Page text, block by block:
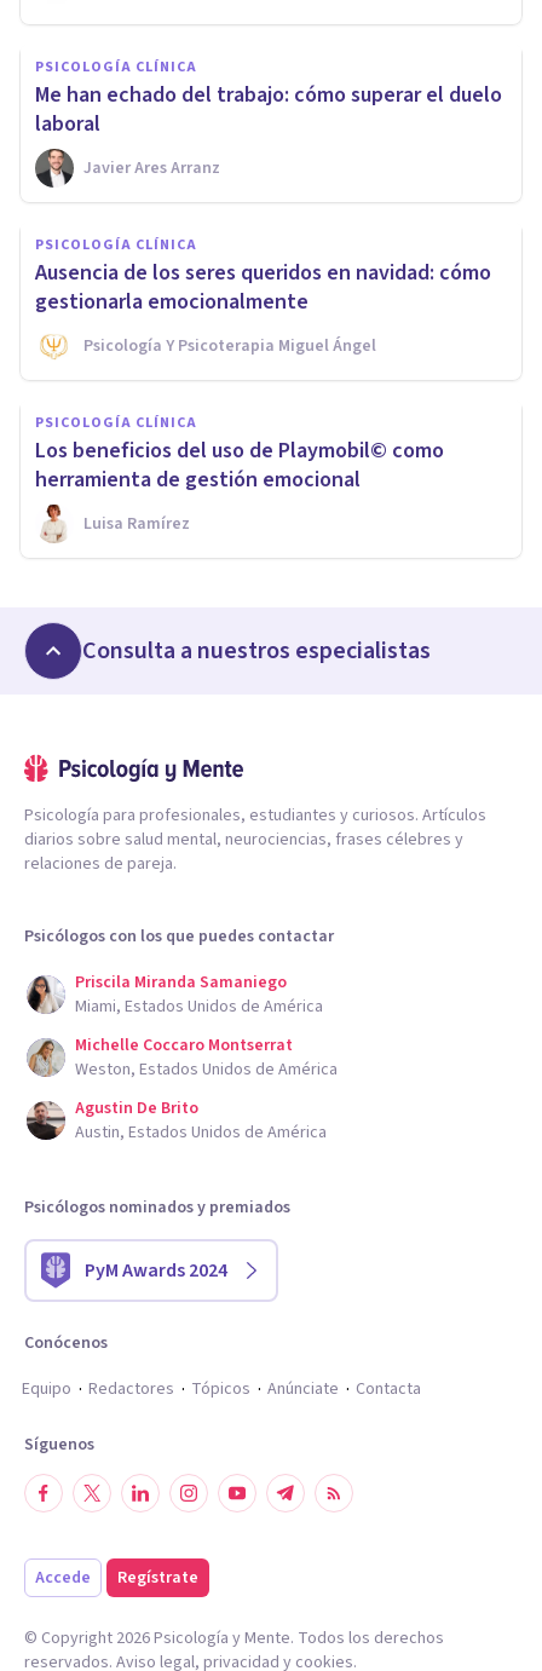
PSICOLOGÍA CLÍNICA
Me han echado del trabajo: cómo superar el duelo
laboral
Javier Ares Arranz
PSICOLOGÍA CLÍNICA
Ausencia de los seres queridos en navidad: cómo
gestionarla emocionalmente
Psicología Y Psicoterapia Miguel Ángel
PSICOLOGÍA CLÍNICA
Los beneficios del uso de Playmobil© como
herramienta de gestión emocional
Luisa Ramírez
Consulta a nuestros especialistas
Psicología para profesionales, estudiantes y curiosos. Artículos
diarios sobre salud mental, neurociencias, frases célebres y
relaciones de pareja.
Psicólogos con los que puedes contactar
Priscila Miranda Samaniego
Miami, Estados Unidos de América
Michelle Coccaro Montserrat
Weston, Estados Unidos de América
Agustin De Brito
Austin, Estados Unidos de América
Psicólogos nominados y premiados
PyM Awards 2024
Conócenos
Equipo
Redactores Tópicos Anúnciate Contacta
Síguenos
Accede Regístrate
© Copyright 2026Psicología y Mente. Todos los derechos
reservados. Aviso legal, privacidad y cookies.